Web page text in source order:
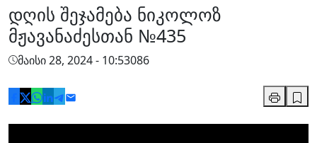
დღის შეჯამება ნიკოლოზ
მჟავანაძესთან №435
მაისი 28, 2024 - 10:53086